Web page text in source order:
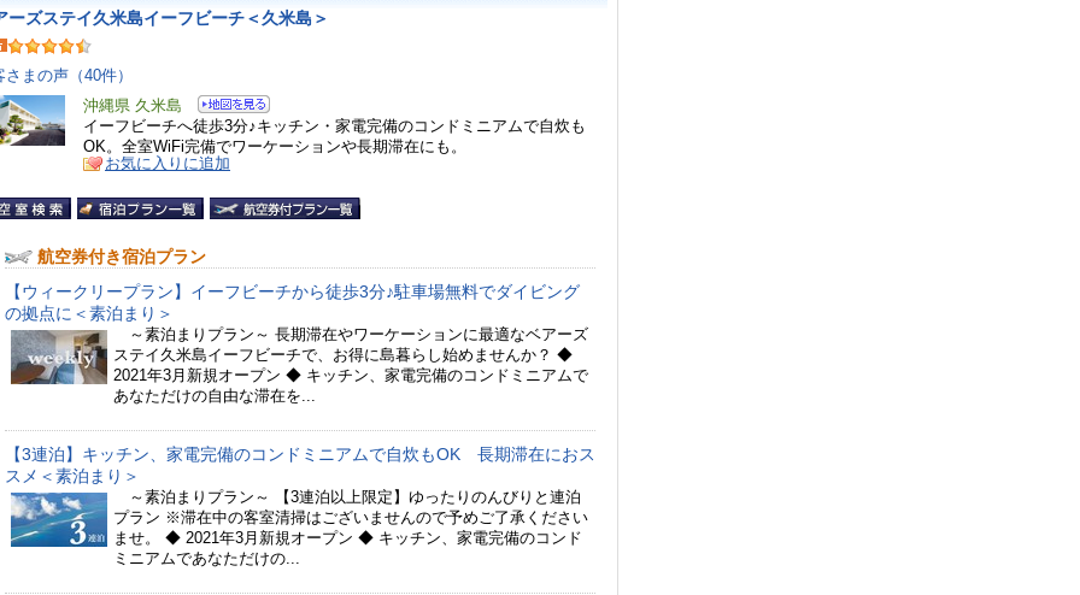
ーズステイ久米島イーフビーチ＜久米島＞
さまの声（40件）
沖縄県 久米島
イーフビーチへ徒歩3分♪キッチン・家電完備のコンドミニアムで自炊も
OK。全室WiFi完備でワーケーションや長期滞在にも。
お気に入りに追加
航空券付き宿泊プラン
【ウィークリープラン】イーフビーチから徒歩3分♪駐車場無料でダイビング
の拠点に＜素泊まり＞
～素泊まりプラン～ 長期滞在やワーケーションに最適なベアーズ
ステイ久米島イーフビーチで、お得に島暮らし始めませんか？ ◆
2021年3月新規オープン ◆ キッチン、家電完備のコンドミニアムで
あなただけの自由な滞在を...
【3連泊】キッチン、家電完備のコンドミニアムで自炊もOK 長期滞在におス
スメ＜素泊まり＞
～素泊まりプラン～ 【3連泊以上限定】ゆったりのんびりと連泊
プラン ※滞在中の客室清掃はございませんので予めご了承ください
ませ。 ◆ 2021年3月新規オープン ◆ キッチン、家電完備のコンド
ミニアムであなただけの...